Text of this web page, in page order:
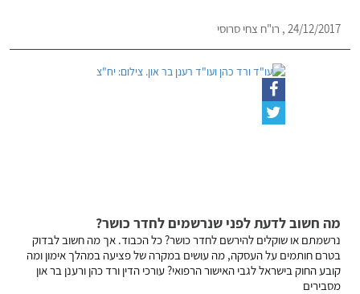
24/12/2017 , רו"ח צחי סרוסי
מה חשוב לדעת לפני שנרשמים לחדר כושר?
נרשמתם או שוקלים להירשם לחדר כושר? כל הכבוד. אך מה חשוב לבדוק
בטרם חותמים על העסקה, מה עושים במקרה של פציעה במהלך אימון ומה
קובע החוק בישראל לגבי האישור הרפואי? עורכי הדין ורד כהן ורענן בר און
מסבירים